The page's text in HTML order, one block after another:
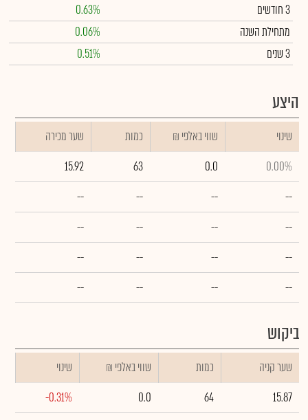
3 חודשים
0.63%
מתחילת השנה
0.06%
3 שנים
0.51%
היצע
שינוי ₪ שווי באלפי כמות
שער מכירה
0.00%
0.0
63
15.92
--
--
--
--
--
--
--
--
--
--
--
--
--
--
--
--
ביקוש
שער קניה כמות ₪ שווי באלפי
שינוי
15.87
64
0.0
-0.31%